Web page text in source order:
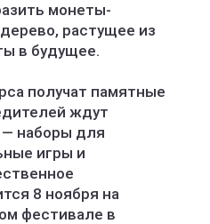
монеты-
растущее из
в будущее.
получат памятные
ждут
наборы для
игры и
8 ноября на
фестивале в